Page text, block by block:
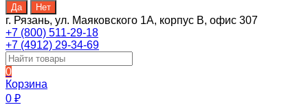
г. Рязань, ул. Маяковского 1А, корпус B, офис 307
+7 (800) 511-29-18
+7 (4912) 29-34-69
0
Корзина
0 ₽